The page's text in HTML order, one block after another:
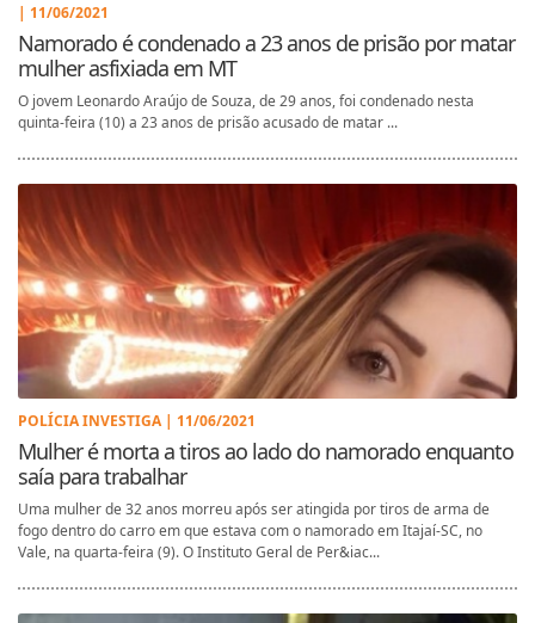
| 11/06/2021
Namorado é condenado a 23 anos de prisão por matar
mulher asfixiada em MT
O jovem Leonardo Araújo de Souza, de 29 anos, foi condenado nesta
quinta-feira (10) a 23 anos de prisão acusado de matar ...
POLÍCIA INVESTIGA | 11/06/2021
Mulher é morta a tiros ao lado do namorado enquanto
saía para trabalhar
Uma mulher de 32 anos morreu após ser atingida por tiros de arma de
fogo dentro do carro em que estava com o namorado em Itajaí-SC, no
Vale, na quarta-feira (9). O Instituto Geral de Per&iac...